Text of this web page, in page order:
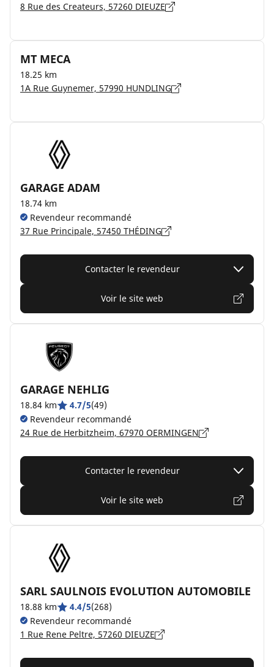
8 Rue des Createurs, 57260 DIEUZE
MT MECA
18.25 km
1A Rue Guynemer, 57990 HUNDLING
GARAGE ADAM
18.74 km
Revendeur recommandé
37 Rue Principale, 57450 THÉDING
Contacter le revendeur
Voir le site web
GARAGE NEHLIG
18.84 km 4.7/5(49)
Revendeur recommandé
24 Rue de Herbitzheim, 67970 OERMINGEN
Contacter le revendeur
Voir le site web
SARL SAULNOIS EVOLUTION AUTOMOBILE
18.88 km 4.4/5(268)
Revendeur recommandé
1 Rue Rene Peltre, 57260 DIEUZE